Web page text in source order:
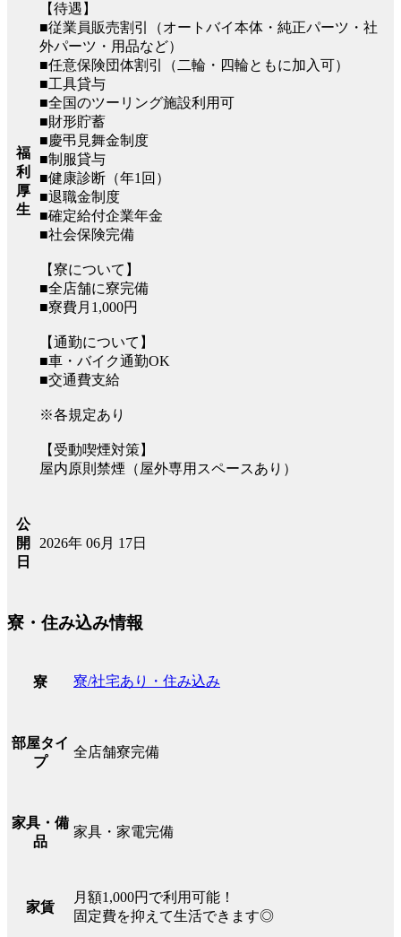
福
利
厚
生
【待遇】
■従業員販売割引（オートバイ本体・純正パーツ・社
外パーツ・用品など）
■任意保険団体割引（二輪・四輪ともに加入可）
■工具貸与
■全国のツーリング施設利用可
■財形貯蓄
■慶弔見舞金制度
■制服貸与
■健康診断（年1回）
■退職金制度
■確定給付企業年金
■社会保険完備
【寮について】
■全店舗に寮完備
■寮費月1,000円
【通勤について】
■車・バイク通勤OK
■交通費支給
※各規定あり
【受動喫煙対策】
屋内原則禁煙（屋外専用スペースあり）
公
開
日
2026年 06月 17日
寮・住み込み情報
寮 寮/社宅あり・住み込み
部屋タイ
プ
全店舗寮完備
家具・備
品
家具・家電完備
家賃
月額1,000円で利用可能！
固定費を抑えて生活できます◎